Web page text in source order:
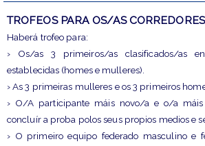
TROFEOS PARA OS/AS
Haberá trofeo para:
› Os/as 3 primeiros/as clasificados/as
establecidas (homes e mulleres).
› As 3 primeiras mulleres e os 3 primeiros
› O/A participante máis novo/a e o/a
concluír a proba polos seus propios medios e
› O primeiro equipo federado masculino e